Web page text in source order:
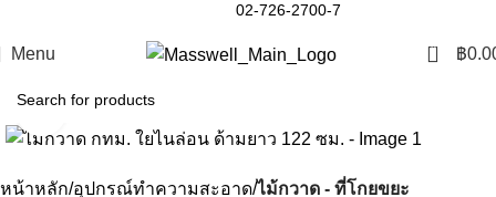
02-726-2700-7
Menu 0 ฿
Click to enlarge
หน้าหลัก อุปกรณ์ทำความสะอาด ไม้กวาด - ที่โกยขยะ